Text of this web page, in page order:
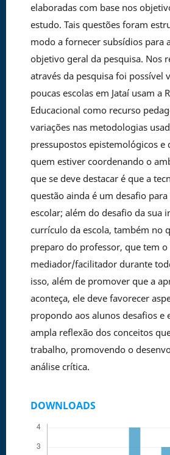
elaboradas com base nos
estudo. Tais questões foram
modo a fornecer subsídios para
objetivo geral da pesquisa. Nos
através da pesquisa foi possível
poucas escolas em Jataí usam a
Educacional como recurso
variações nas metodologias
pressupostos epistemológicos e
quem estiver coordenando o
que se deve destacar é que a
questão ainda é um desafio
escolar; além do desafio da sua
currículo da escola, também no
preparo do professor, que tem o
mediador/facilitador durante
isso, além de promover que a
aconteça, ele deve favorecer
propondo aos alunos desafios e
ampla reflexão dos conceitos
trabalho, promovendo o
análise crítica.
DOWNLOADS